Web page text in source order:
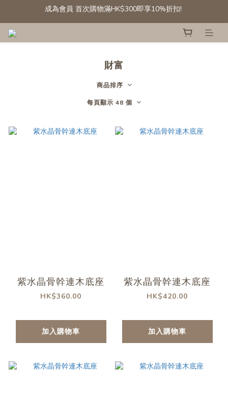
成為會員 首次購物滿HK$300即享10%折扣!
[會員專享] 滾石/碎石: 第二件半價
成為會員 首次購物滿HK$300即享10%折扣!
財富
商品排序
每頁顯示 48 個
紫水晶骨幹連木底座
HK$360.00
加入購物車
紫水晶骨幹連木底座
HK$420.00
加入購物車